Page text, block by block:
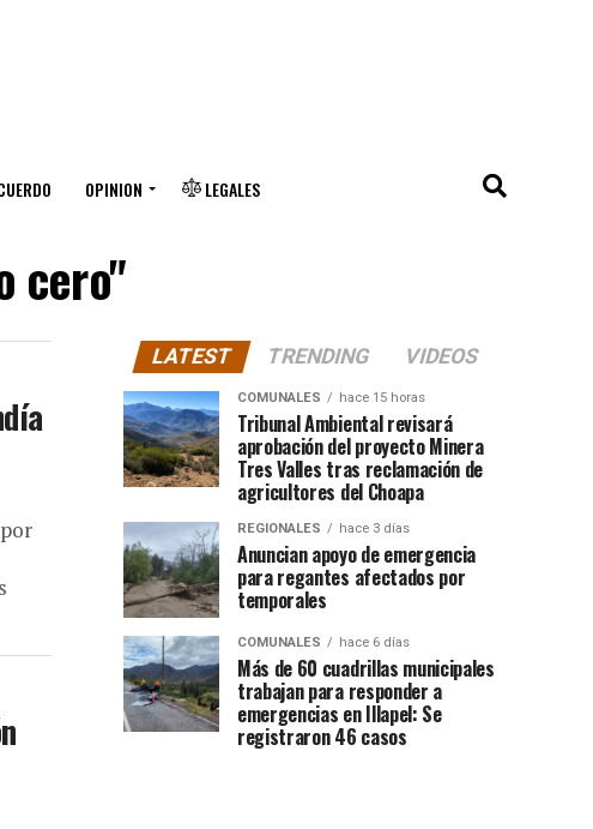
OPINION LEGALES
cero"
LATEST TRENDING VIDEOS
COMUNALES hace 15 horas
Tribunal Ambiental revisará
aprobación del proyecto Minera
Tres Valles tras reclamación de
agricultores del Choapa
REGIONALES hace 3 días
Anuncian apoyo de emergencia
para regantes afectados por
temporales
COMUNALES hace 6 días
Más de 60 cuadrillas municipales
trabajan para responder a
emergencias en Illapel: Se
registraron 46 casos